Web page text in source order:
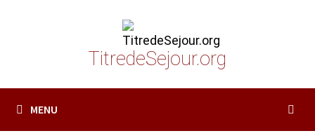
TitredeSejour.org
MENU